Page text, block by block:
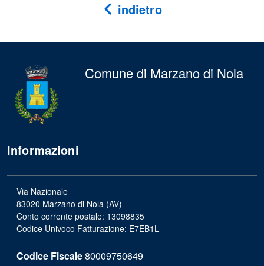
indietro
Comune di Marzano di Nola
Informazioni
Via Nazionale
83020 Marzano di Nola (AV)
Conto corrente postale: 13098835
Codice Univoco Fatturazione: E7EB1L
Codice Fiscale80009750649